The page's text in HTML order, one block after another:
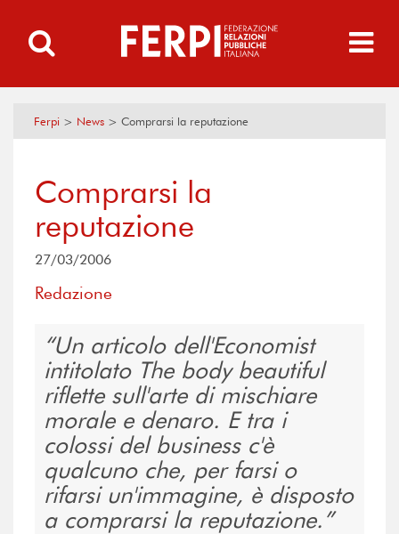
Ferpi > News > Comprarsi la reputazione
Comprarsi la
reputazione
27/03/2006
Redazione
Un articolo dell'Economist
intitolato The body beautiful
riflette sull'arte di mischiare
morale e denaro. E tra i
colossi del business c'è
qualcuno che, per farsi o
rifarsi un'immagine, è disposto
a comprarsi la reputazione.